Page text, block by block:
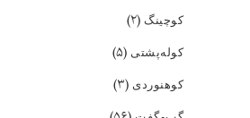
کوچینگ (۲)
کوله‌پشتی (۵)
کوهنوردی (۳)